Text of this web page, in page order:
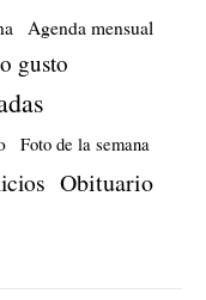
Agenda mensual
gusto
Foto de la semana
Obituario